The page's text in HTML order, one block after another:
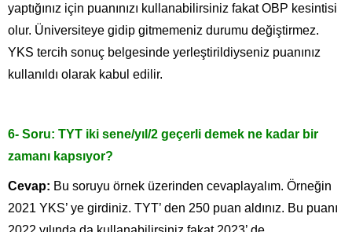
yaptığınız için puanınızı kullanabilirsiniz fakat OBP kesintisi
olur. Üniversiteye gidip gitmemeniz durumu değiştirmez.
YKS tercih sonuç belgesinde yerleştirildiyseniz puanınız
kullanıldı olarak kabul edilir.
6- Soru: TYT iki sene/yıl/2 geçerli demek ne kadar bir
zamanı kapsıyor?
Cevap: Bu soruyu örnek üzerinden cevaplayalım. Örneğin
2021 YKS’ ye girdiniz. TYT’ den 250 puan aldınız. Bu puanı